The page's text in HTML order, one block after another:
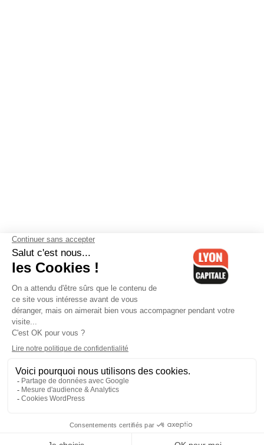
Contactez-nous-Mentions légales-CGV-Politique de
confidentialité-Gestion des cookies
Cedex 06